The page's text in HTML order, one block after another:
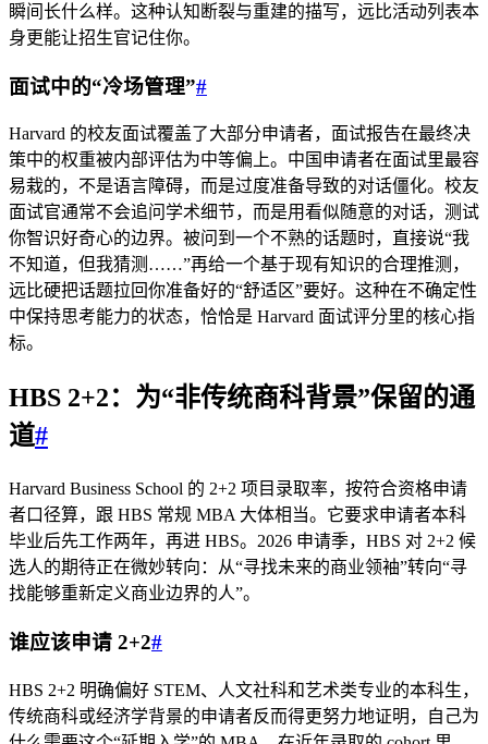
瞬间长什么样。这种认知断裂与重建的描写，远比活动列表本
身更能让招生官记住你。
面试中的“冷场管理”#
Harvard 的校友面试覆盖了大部分申请者，面试报告在最终决
策中的权重被内部评估为中等偏上。中国申请者在面试里最容
易栽的，不是语言障碍，而是过度准备导致的对话僵化。校友
面试官通常不会追问学术细节，而是用看似随意的对话，测试
你智识好奇心的边界。被问到一个不熟的话题时，直接说“我
不知道，但我猜测……”再给一个基于现有知识的合理推测，
远比硬把话题拉回你准备好的“舒适区”要好。这种在不确定性
中保持思考能力的状态，恰恰是 Harvard 面试评分里的核心指
标。
HBS 2+2：为“非传统商科背景”保留的通
道#
Harvard Business School 的 2+2 项目录取率，按符合资格申请
者口径算，跟 HBS 常规 MBA 大体相当。它要求申请者本科
毕业后先工作两年，再进 HBS。2026 申请季，HBS 对 2+2 候
选人的期待正在微妙转向：从“寻找未来的商业领袖”转向“寻
找能够重新定义商业边界的人”。
谁应该申请 2+2#
HBS 2+2 明确偏好 STEM、人文社科和艺术类专业的本科生，
传统商科或经济学背景的申请者反而得更努力地证明，自己为